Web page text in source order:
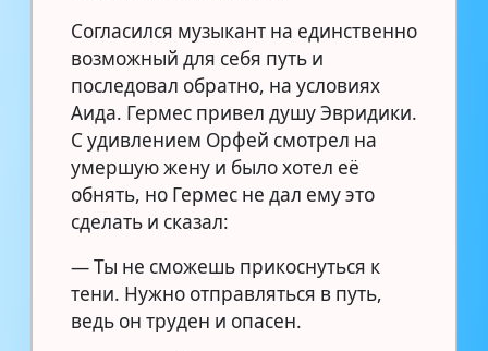
Согласился музыкант на единственно
возможный для себя путь и
последовал обратно, на условиях
Аида. Гермес привел душу Эвридики.
С удивлением Орфей смотрел на
умершую жену и было хотел её
обнять, но Гермес не дал ему это
сделать и сказал:
— Ты не сможешь прикоснуться к
тени. Нужно отправляться в путь,
ведь он труден и опасен.